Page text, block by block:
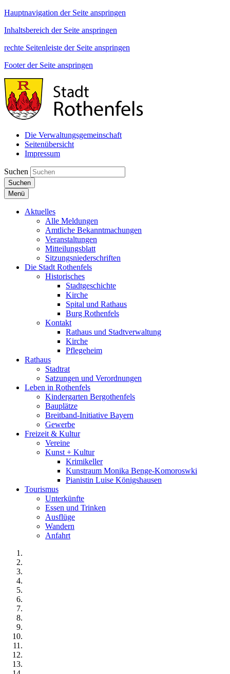
Hauptnavigation der Seite anspringen
Inhaltsbereich der Seite anspringen
rechte Seitenleiste der Seite anspringen
Footer der Seite anspringen
Die Verwaltungsgemeinschaft
Seitenübersicht
Impressum
Suchen
Suchen
Menü
Aktuelles
Alle Meldungen
Amtliche Bekanntmachungen
Veranstaltungen
Mitteilungsblatt
Sitzungsniederschriften
Die Stadt Rothenfels
Historisches
Stadtgeschichte
Kirche
Spital und Rathaus
Burg Rothenfels
Kontakt
Rathaus und Stadtverwaltung
Kirche
Pflegeheim
Rathaus
Stadtrat
Satzungen und Verordnungen
Leben in Rothenfels
Kindergarten Bergothenfels
Bauplätze
Breitband-Initiative Bayern
Gewerbe
Freizeit & Kultur
Vereine
Kunst + Kultur
Krimikeller
Kunstraum Monika Benge-Komoroswki
Pianistin Luise Königshausen
Tourismus
Unterkünfte
Essen und Trinken
Ausflüge
Wandern
Anfahrt